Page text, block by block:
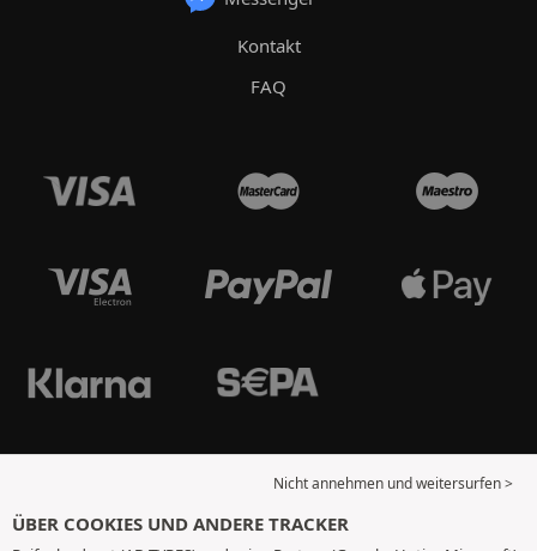
Kontakt
FAQ
Nicht annehmen und weitersurfen >
ÜBER COOKIES UND ANDERE TRACKER